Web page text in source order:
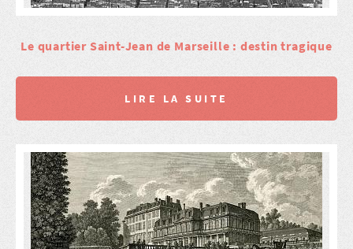
Le quartier Saint-Jean de Marseille : destin tragique
LIRE LA SUITE